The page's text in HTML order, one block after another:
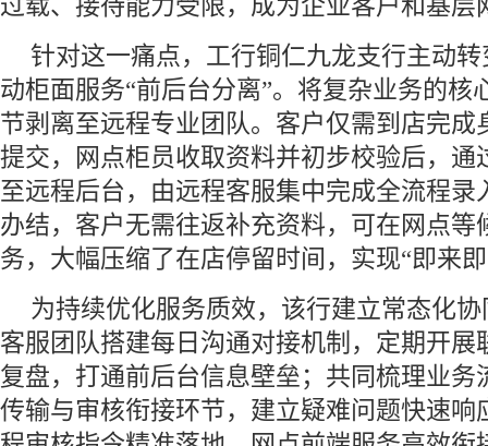
针对这一痛点，工行铜仁九龙支行主动
动柜面服务“前后台分离”。将复杂业务的核
节剥离至远程专业团队。客户仅需到店完成
提交，网点柜员收取资料并初步校验后，通
至远程后台，由远程客服集中完成全流程录
办结，客户无需往返补充资料，可在网点等
务，大幅压缩了在店停留时间，实现“即来
为持续优化服务质效，该行建立常态化
客服团队搭建每日沟通对接机制，定期开展
复盘，打通前后台信息壁垒；共同梳理业务
传输与审核衔接环节，建立疑难问题快速响